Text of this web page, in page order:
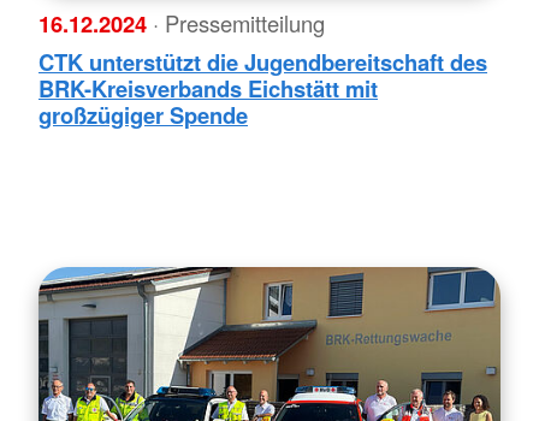
16.12.2024 · Pressemitteilung
CTK unterstützt die Jugendbereitschaft des
BRK-Kreisverbands Eichstätt mit
großzügiger Spende